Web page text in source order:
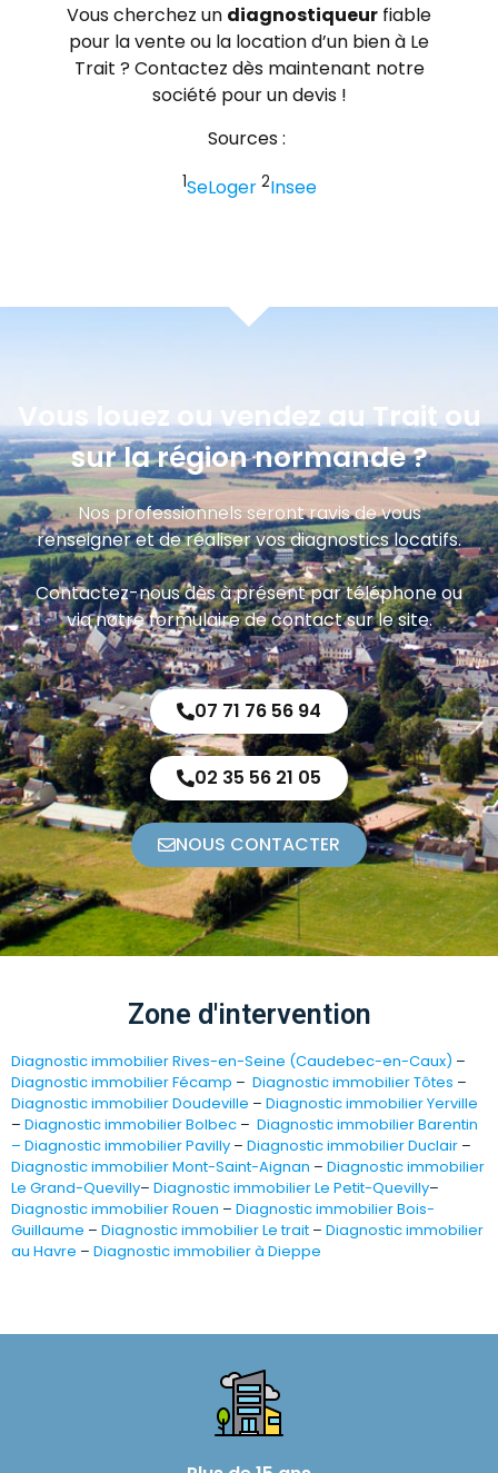
Vous cherchez un diagnostiqueur fiable
pour la vente ou la location d’un bien à Le
Trait ? Contactez dès maintenant notre
société pour un devis !
Sources :
1SeLoger 2Insee
Vous louez ou vendez au Trait ou
sur la région normande ?
Nos professionnels seront ravis de vous
renseigner et de réaliser vos diagnostics locatifs.
Contactez-nous dès à présent par téléphone ou
via notre formulaire de contact sur le site.
07 71 76 56 94
02 35 56 21 05
NOUS CONTACTER
Zone d'intervention
Diagnostic immobilier Rives-en-Seine (Caudebec-en-Caux) –
Diagnostic immobilier Fécamp – Diagnostic immobilier Tôtes –
Diagnostic immobilier Doudeville – Diagnostic immobilier Yerville
– Diagnostic immobilier Bolbec – Diagnostic immobilier Barentin
– Diagnostic immobilier Pavilly – Diagnostic immobilier Duclair –
Diagnostic immobilier Mont-Saint-Aignan – Diagnostic immobilier
Le Grand-Quevilly– Diagnostic immobilier Le Petit-Quevilly–
Diagnostic immobilier Rouen – Diagnostic immobilier Bois-
Guillaume – Diagnostic immobilier Le trait – Diagnostic immobilier
au Havre – Diagnostic immobilier à Dieppe